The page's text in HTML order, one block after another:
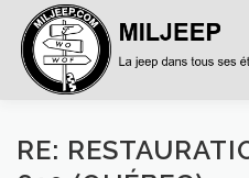
ACCUEIL ARTICLES
RE: